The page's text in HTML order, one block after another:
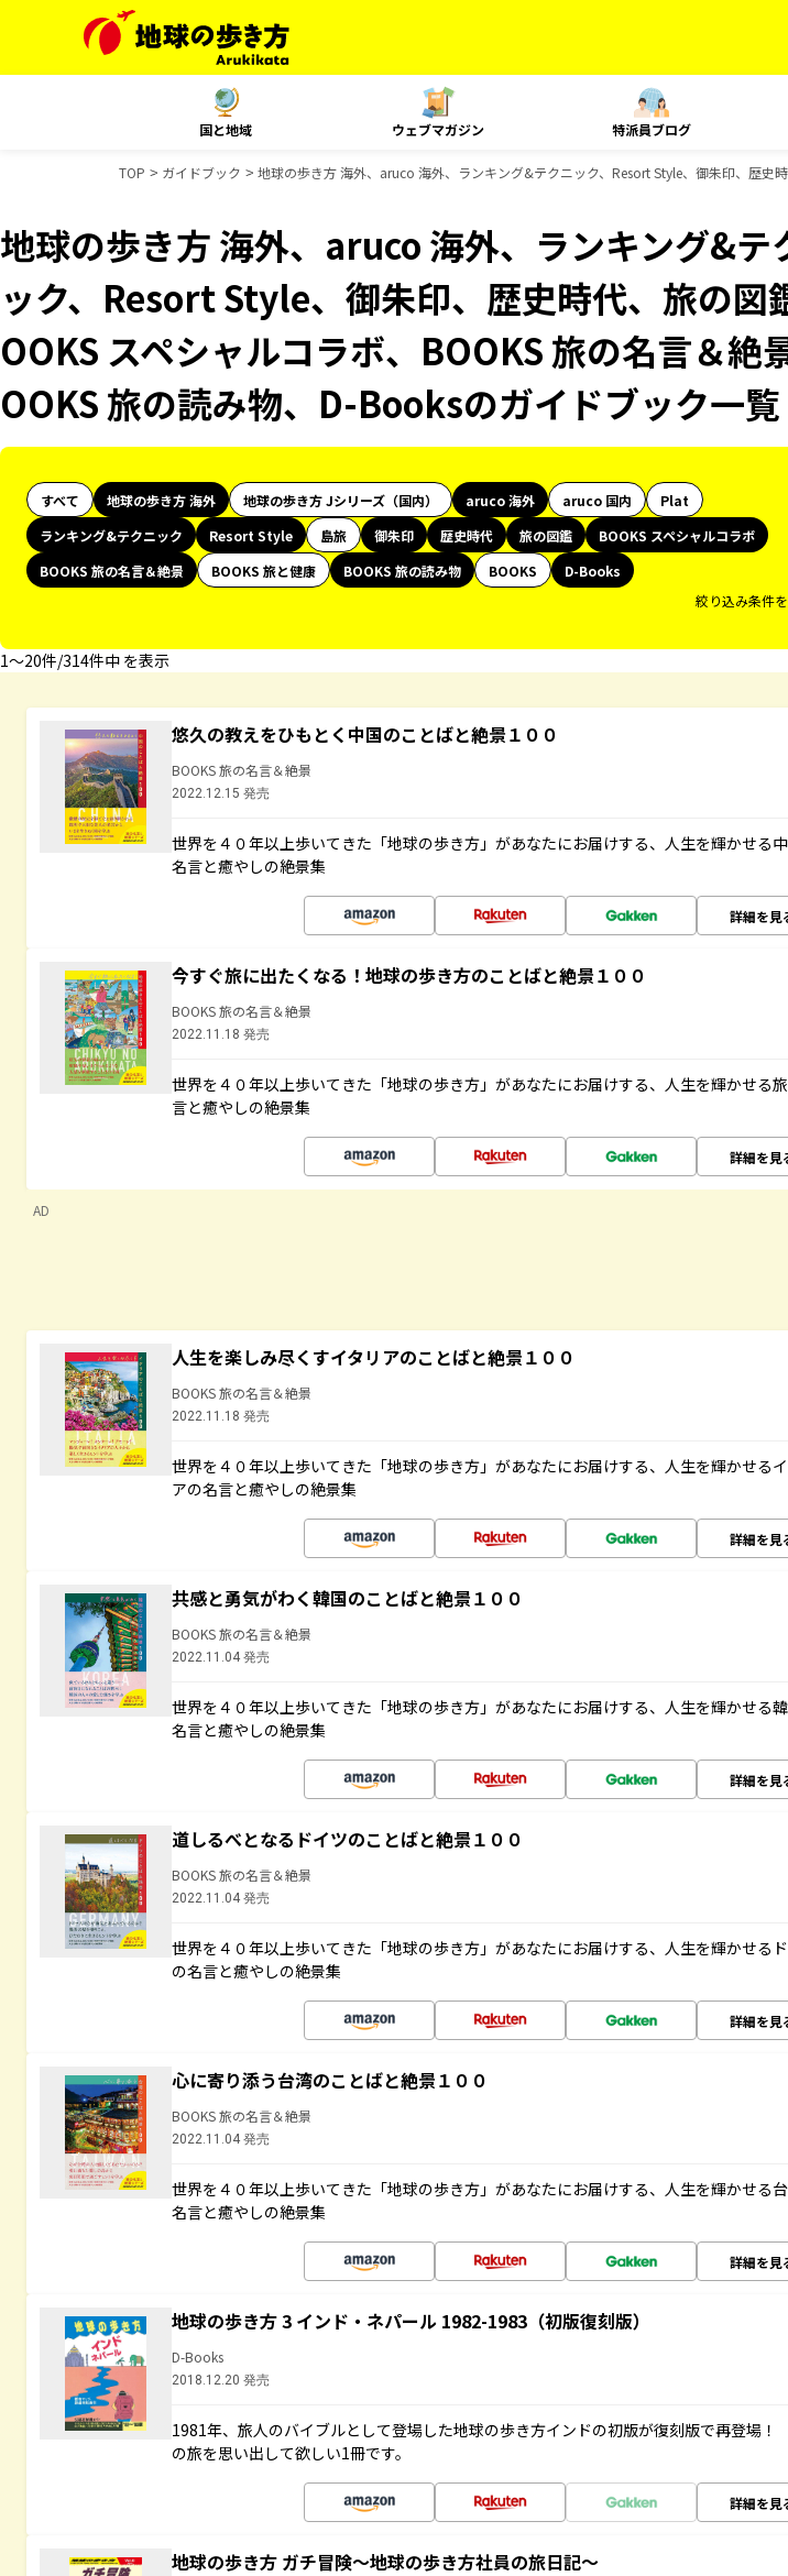
国と地域 ウェブマガジン 特派員ブログ
TOP ガイドブック 地球の歩き方 海外、aruco 海外、ランキング&テクニック、Resort Style、御朱印、歴史
地球の歩き方 海外、aruco 海外、ランキング&テ
ック、Resort Style、御朱印、歴史時代、旅の図
OOKS スペシャルコラボ、BOOKS 旅の名言＆絶
OOKS 旅の読み物、D-Booksのガイドブック一覧
すべて 地球の歩き方 海外 地球の歩き方 Jシリーズ（国内） aruco 海外 aruco 国内
Plat
ランキング&テクニック
Resort Style 島旅 御朱印 歴史時代 旅の図鑑
BOOKS スペシャルコラボ
BOOKS 旅の名言＆絶景
BOOKS 旅と健康 BOOKS 旅の読み物 BOOKS
D-Books
絞り込み条件
1〜20件/314件中 を表示
悠久の教えをひもとく中国のことばと絶景１００
BOOKS 旅の名言＆絶景
2022.12.15 発売
世界を４０年以上歩いてきた「地球の歩き方」があなたにお届けする、人生を輝かせる
名言と癒やしの絶景集
詳細を見
今すぐ旅に出たくなる！地球の歩き方のことばと絶景１００
BOOKS 旅の名言＆絶景
2022.11.18 発売
世界を４０年以上歩いてきた「地球の歩き方」があなたにお届けする、人生を輝かせる
言と癒やしの絶景集
詳細を見
AD
人生を楽しみ尽くすイタリアのことばと絶景１００
BOOKS 旅の名言＆絶景
2022.11.18 発売
世界を４０年以上歩いてきた「地球の歩き方」があなたにお届けする、人生を輝かせるイ
アの名言と癒やしの絶景集
詳細を見
共感と勇気がわく韓国のことばと絶景１００
BOOKS 旅の名言＆絶景
2022.11.04 発売
世界を４０年以上歩いてきた「地球の歩き方」があなたにお届けする、人生を輝かせる
名言と癒やしの絶景集
詳細を見
道しるべとなるドイツのことばと絶景１００
BOOKS 旅の名言＆絶景
2022.11.04 発売
世界を４０年以上歩いてきた「地球の歩き方」があなたにお届けする、人生を輝かせる
の名言と癒やしの絶景集
詳細を見
心に寄り添う台湾のことばと絶景１００
BOOKS 旅の名言＆絶景
2022.11.04 発売
世界を４０年以上歩いてきた「地球の歩き方」があなたにお届けする、人生を輝かせる
名言と癒やしの絶景集
詳細を見
地球の歩き方 3 インド・ネパール 1982-1983（初版復刻版）
D-Books
2018.12.20 発売
1981年、旅人のバイブルとして登場した地球の歩き方インドの初版が復刻版で再登場
の旅を思い出して欲しい1冊です。
詳細を見
地球の歩き方 ガチ冒険～地球の歩き方社員の旅日記～